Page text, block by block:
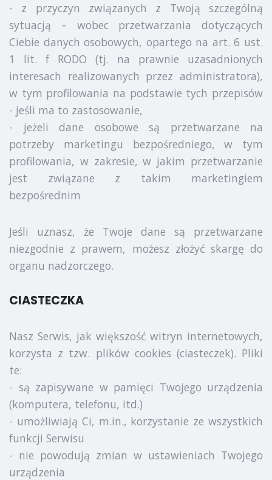
- z przyczyn związanych z Twoją szczególną
sytuacją – wobec przetwarzania dotyczących
Ciebie danych osobowych, opartego na art. 6 ust.
1 lit. f RODO (tj. na prawnie uzasadnionych
interesach realizowanych przez administratora),
w tym profilowania na podstawie tych przepisów
- jeśli ma to zastosowanie,
- jeżeli dane osobowe są przetwarzane na
potrzeby marketingu bezpośredniego, w tym
profilowania, w zakresie, w jakim przetwarzanie
jest związane z takim marketingiem
bezpośrednim
Jeśli uznasz, że Twoje dane są przetwarzane
niezgodnie z prawem, możesz złożyć skargę do
organu nadzorczego.
CIASTECZKA
Nasz Serwis, jak większość witryn internetowych,
korzysta z tzw. plików cookies (ciasteczek). Pliki
te:
- są zapisywane w pamięci Twojego urządzenia
(komputera, telefonu, itd.)
- umożliwiają Ci, m.in., korzystanie ze wszystkich
funkcji Serwisu
- nie powodują zmian w ustawieniach Twojego
urządzenia